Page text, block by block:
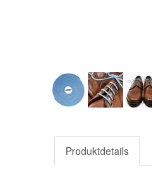
Produktdetails